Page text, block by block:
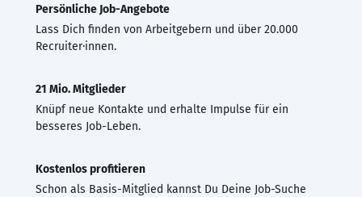
Persönliche Job-Angebote
Lass Dich finden von Arbeitgebern und über 20.000
Recruiter·innen.
21 Mio. Mitglieder
Knüpf neue Kontakte und erhalte Impulse für ein
besseres Job-Leben.
Kostenlos profitieren
Schon als Basis-Mitglied kannst Du Deine Job-Suche